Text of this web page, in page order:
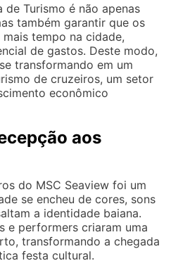
Turismo é não apenas
também garantir que os
tempo na cidade,
de gastos. Deste modo,
transformando em um
de cruzeiros, um setor
econômico
aos
do MSC Seaview foi um
se encheu de cores, sons
a identidade baiana.
e performers criaram uma
transformando a chegada
festa cultural.